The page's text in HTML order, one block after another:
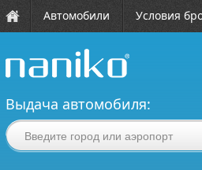
Автомобили Условия
Выдача автомобиля: